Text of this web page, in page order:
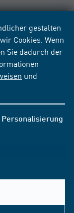
gestalten
Cookies. Wenn
Sie dadurch der
und
Personalisierung
& Kontakt